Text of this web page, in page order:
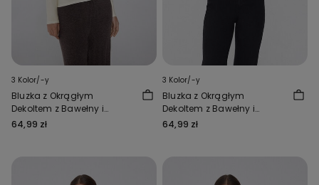
3 Kolor/-y
Bluzka z Okrągłym
Dekoltem z Bawełny i
Modalu Termicznego
64,99 zł
3 Kolor/-y
Bluzka z Okrągłym
Dekoltem z Bawełny i
Modalu Termicznego
64,99 zł